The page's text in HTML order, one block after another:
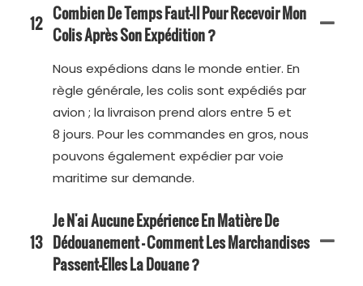
12 Combien De Temps Faut-Il Pour Recevoir Mon
Colis Après Son Expédition ?
Nous expédions dans le monde entier. En
règle générale, les colis sont expédiés par
avion ; la livraison prend alors entre 5 et
8 jours. Pour les commandes en gros, nous
pouvons également expédier par voie
maritime sur demande.
13
Je N'ai Aucune Expérience En Matière De
Dédouanement — Comment Les Marchandises
Passent-Elles La Douane ?